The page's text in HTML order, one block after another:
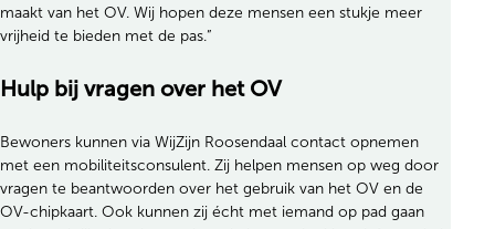
maakt van het OV. Wij hopen deze mensen een stukje meer
vrijheid te bieden met de pas.”
Hulp bij vragen over het OV
Bewoners kunnen via WijZijn Roosendaal contact opnemen
met een mobiliteitsconsulent. Zij helpen mensen op weg door
vragen te beantwoorden over het gebruik van het OV en de
OV-chipkaart. Ook kunnen zij écht met iemand op pad gaan